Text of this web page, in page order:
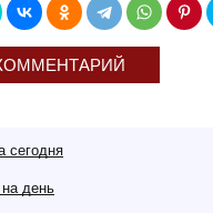
сегодня
день